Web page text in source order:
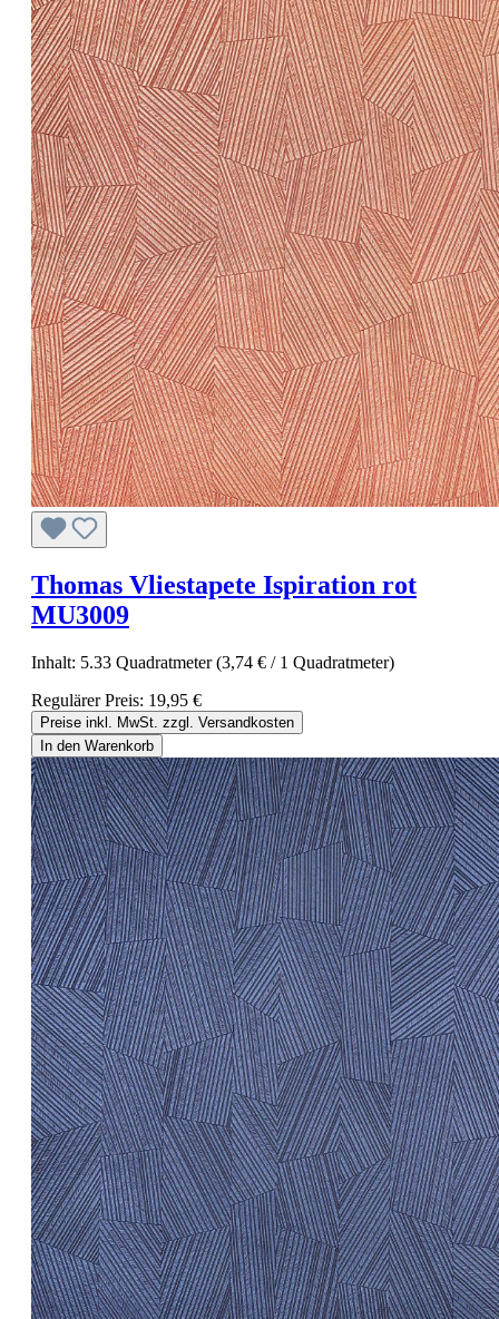
Thomas Vliestapete Ispiration rot
MU3009
Inhalt: 5.33 Quadratmeter(3,74 € / 1 Quadratmeter)
Regulärer Preis: 19,95 €
Preise inkl. MwSt. zzgl. Versandkosten
In den Warenkorb